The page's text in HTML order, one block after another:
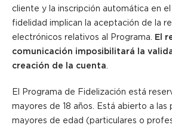
cliente y la inscripción automática en
fidelidad implican la aceptación de la
electrónicos relativos al Programa. El
comunicación imposibilitará la
creación de la cuenta
El Programa de Fidelización está
mayores de 18 años. Está abierto a las
mayores de edad (particulares o